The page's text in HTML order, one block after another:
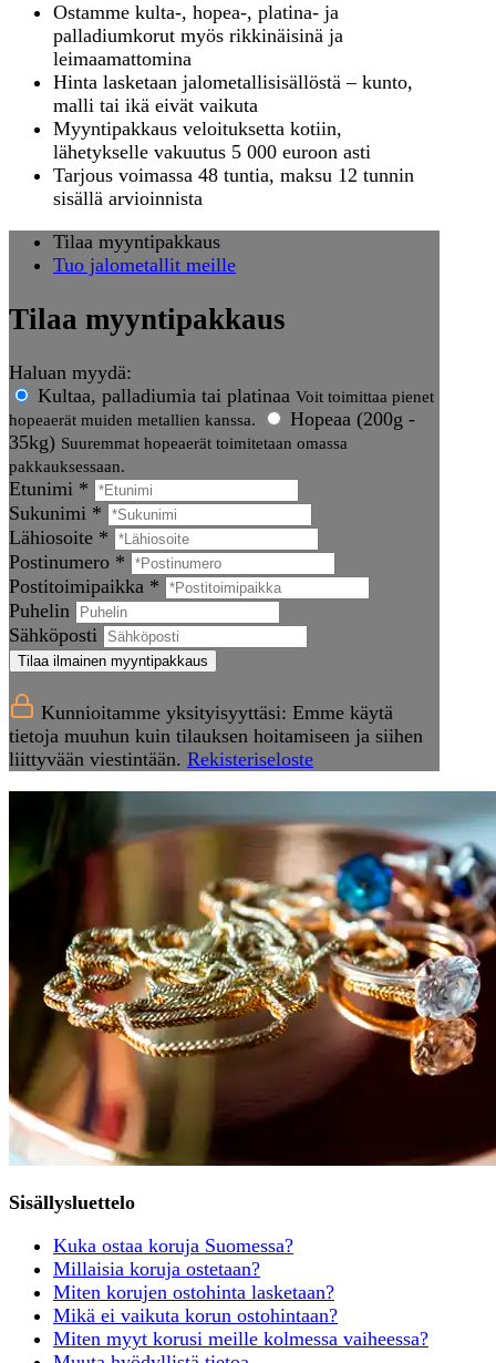
Ostamme kulta-, hopea-, platina- ja
palladiumkorut myös rikkinäisinä ja
leimaamattomina
Hinta lasketaan jalometallisisällöstä – kunto,
malli tai ikä eivät vaikuta
Myyntipakkaus veloituksetta kotiin,
lähetykselle vakuutus 5 000 euroon asti
Tarjous voimassa 48 tuntia, maksu 12 tunnin
sisällä arvioinnista
Tilaa myyntipakkaus
Tuo jalometallit meille
Tilaa myyntipakkaus
Haluan myydä:
Kultaa, palladiumia tai platinaa Voit toimittaa pienet
hopeaerät muiden metallien kanssa.
Hopeaa (200g -
35kg) Suuremmat hopeaerät toimitetaan omassa
pakkauksessaan.
Etunimi *
Sukunimi *
Lähiosoite *
Postinumero *
Postitoimipaikka *
Puhelin
Sähköposti
Tilaa ilmainen myyntipakkaus
Kunnioitamme yksityisyyttäsi: Emme käytä
tietoja muuhun kuin tilauksen hoitamiseen ja siihen
liittyvään viestintään. Rekisteriseloste
Sisällysluettelo
Kuka ostaa koruja Suomessa?
Millaisia koruja ostetaan?
Miten korujen ostohinta lasketaan?
Mikä ei vaikuta korun ostohintaan?
Miten myyt korusi meille kolmessa vaiheessa?